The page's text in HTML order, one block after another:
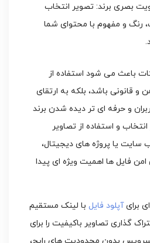
بصری برند: تصویر انتخاب
رنگ و مفهوم با محتوای شما
باعث می شود استفاده از
و قانونی باشد، بلکه به ارتقای
و حرفه ای تر دیده شدن برند
و استفاده از تصاویر
سایت یا پروژه های دیجیتال،
فایل ها اهمیت ویژه ای پیدا
برایآپلود فایل با لینک مستقیم
گذاری تصاویر باکیفیت را برای